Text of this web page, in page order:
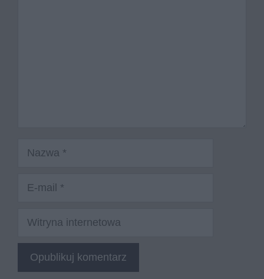
Nazwa
Witryna